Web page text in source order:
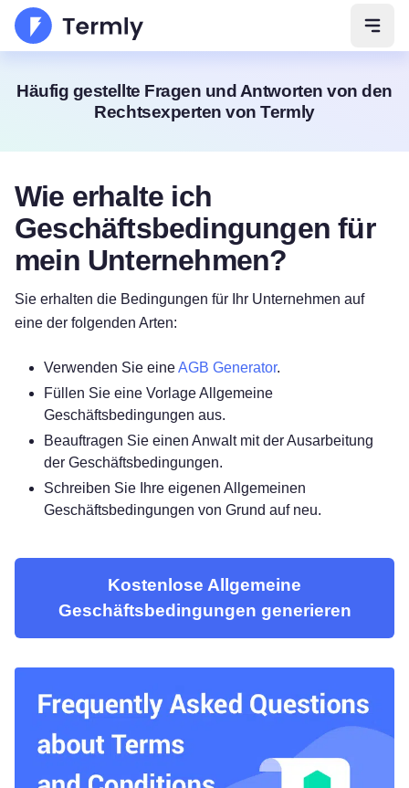
Häufig gestellte Fragen und Antworten von den
Rechtsexperten von Termly
Wie erhalte ich
Geschäftsbedingungen für
mein Unternehmen?
Sie erhalten die Bedingungen für Ihr Unternehmen auf
eine der folgenden Arten:
Verwenden Sie eineAGB Generator.
Füllen Sie eine Vorlage Allgemeine
Geschäftsbedingungen aus.
Beauftragen Sie einen Anwalt mit der Ausarbeitung
der Geschäftsbedingungen.
Schreiben Sie Ihre eigenen Allgemeinen
Geschäftsbedingungen von Grund auf neu.
Kostenlose Allgemeine
Geschäftsbedingungen generieren